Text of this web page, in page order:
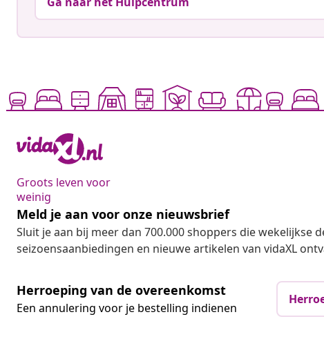
Groots leven voor
weinig
Meld je aan voor onze nieuwsbrief
Sluit je aan bij meer dan 700.000 shoppers die wekelijkse
seizoensaanbiedingen en nieuwe artikelen van vidaXL
Herroeping van de overeenkomst
Een annulering voor je bestelling indienen